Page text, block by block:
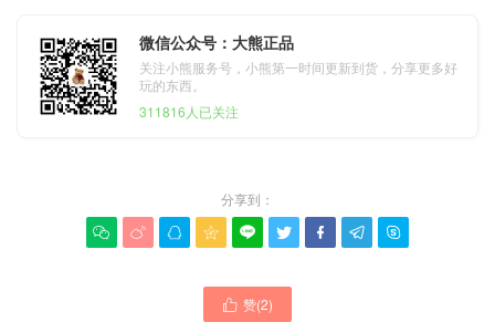
微信公众号：大熊正品
关注小熊服务号，小熊第一时间更新到货，分享更多好
玩的东西。
311816人已关注
分享到：
        
 赞(2)